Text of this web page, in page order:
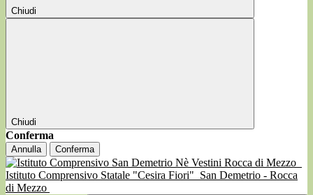
Chiudi
Chiudi
Conferma
Annulla Conferma
Istituto Comprensivo Statale "Cesira Fiori" San Demetrio - Rocca
di Mezzo